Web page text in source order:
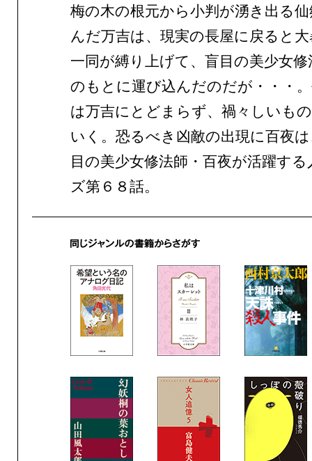
梅の木の根元から小判が湧き出る
んだ万吉は、現実の長屋に戻ると
一同が縛り上げて、盲目の美少女修
のもとに運び込んだのだが・・・
は万吉にとどまらず、禍々しいも
いく。恐るべき凶敵の出現に百
目の美少女修法師・百夜が活躍す
ズ第６８話。